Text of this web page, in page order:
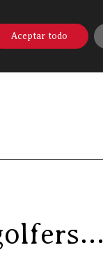
Aceptar todo